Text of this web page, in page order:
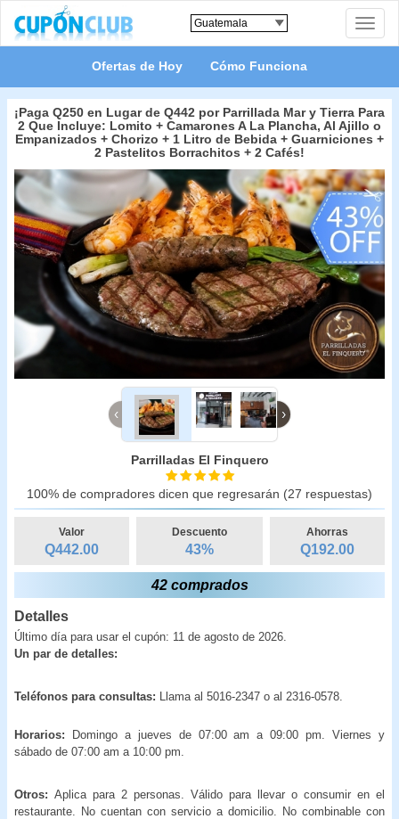
Toggle
Ofertas de Hoy Cómo Funciona
¡Paga Q250 en Lugar de Q442 por Parrillada Mar y Tierra Para
2 Que Incluye: Lomito + Camarones A La Plancha, Al Ajillo o
Empanizados + Chorizo + 1 Litro de Bebida + Guarniciones +
2 Pastelitos Borrachitos + 2 Cafés!
‹ ›
Parrilladas El Finquero
100% de compradores dicen que regresarán (27 respuestas)
Valor
Q442.00
Descuento
43%
Ahorras
Q192.00
42 comprados
Detalles
Último día para usar el cupón: 11 de agosto de 2026.
Un par de detalles:
Teléfonos para consultas: Llama al 5016-2347 o al 2316-0578.
Horarios: Domingo a jueves de 07:00 am a 09:00 pm. Viernes y
sábado de 07:00 am a 10:00 pm.
Otros: Aplica para 2 personas. Válido para llevar o consumir en el
restaurante. No cuentan con servicio a domicilio. No combinable con